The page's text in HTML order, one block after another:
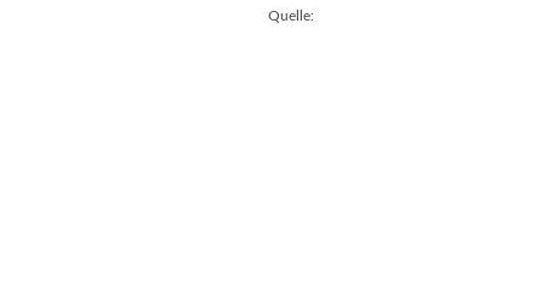
Quelle: